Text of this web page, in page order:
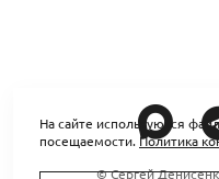
© Сергей
На сайте используются
посещаемости. Политика